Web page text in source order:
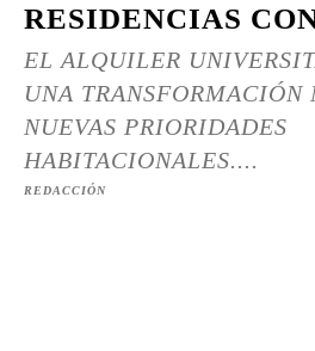
RESIDENCIAS
EL ALQUILER
UNA TRANSFORMACIÓN
NUEVAS PRIORIDADES
HABITACIONALES....
REDACCIÓN